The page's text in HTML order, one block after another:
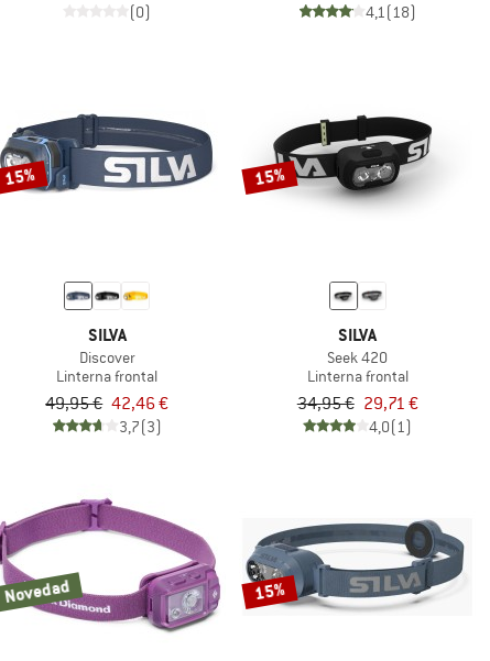
(0) 4,1(18)
15%
SILVA
Discover
Linterna frontal
49,95 € 42,46 €
3,7(3)
15%
SILVA
Seek 420
Linterna frontal
34,95 € 29,71 €
4,0(1)
Novedad 15%